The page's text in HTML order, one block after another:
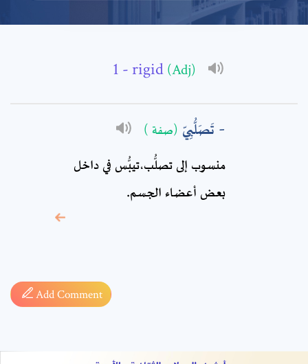
- rigid (Adj)
تَصَلُّبِيّ (صفة )
منسوب إلى تصلُّب،تيبُّس في داخل
بعض أعضاء الجسم.
Add Comment
Comment: *